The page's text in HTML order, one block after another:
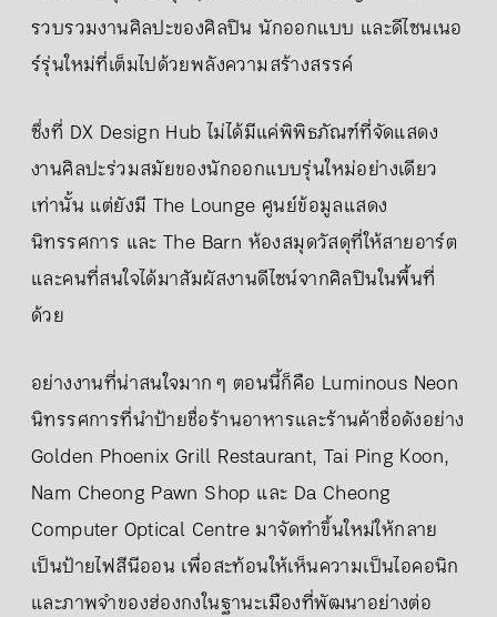
รวบรวมงานศิลปะของศิลปิน นักออกแบบ และดีไซนเนอ
ร์รุ่นใหม่ที่เต็มไปด้วยพลังความสร้างสรรค์
ซึ่งที่ DX Design Hub ไม่ได้มีแค่พิพิธภัณฑ์ที่จัดแสดง
งานศิลปะร่วมสมัยของนักออกแบบรุ่นใหม่อย่างเดียว
เท่านั้น แต่ยังมี The Lounge ศูนย์ข้อมูลแสดง
นิทรรศการ และ The Barn ห้องสมุดวัสดุที่ให้สายอาร์ต
และคนที่สนใจได้มาสัมผัสงานดีไซน์จากศิลปินในพื้นที่
ด้วย
อย่างงานที่น่าสนใจมาก ๆ ตอนนี้ก็คือ Luminous Neon
นิทรรศการที่นำป้ายชื่อร้านอาหารและร้านค้าชื่อดังอย่าง
Golden Phoenix Grill Restaurant, Tai Ping Koon,
Nam Cheong Pawn Shop และ Da Cheong
Computer Optical Centre มาจัดทำขึ้นใหม่ให้กลาย
เป็นป้ายไฟสีนีออน เพื่อสะท้อนให้เห็นความเป็นไอคอนิก
และภาพจำของฮ่องกงในฐานะเมืองที่พัฒนาอย่างต่อ